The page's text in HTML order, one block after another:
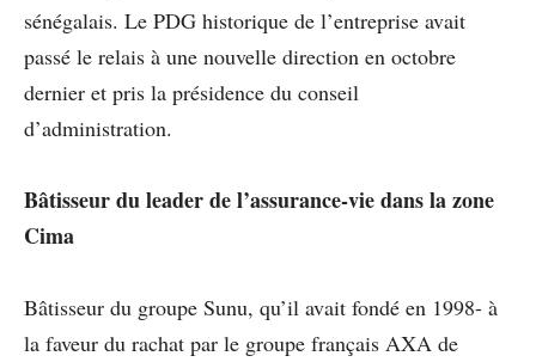
sénégalais. Le PDG historique de l’entreprise avait
passé le relais à une nouvelle direction en octobre
dernier et pris la présidence du conseil
d’administration.
Bâtisseur du leader de l’assurance-vie dans la zone
Cima
Bâtisseur du groupe Sunu, qu’il avait fondé en 1998- à
la faveur du rachat par le groupe français AXA de